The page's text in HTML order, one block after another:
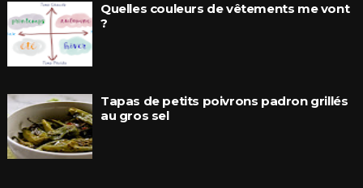
Quelles couleurs de vêtements me vont
?
Tapas de petits poivrons padron grillés
au gros sel